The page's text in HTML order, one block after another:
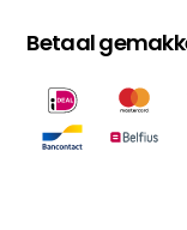
Betaal